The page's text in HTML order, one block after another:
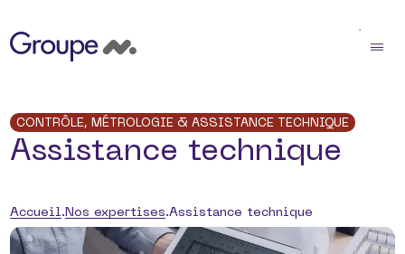
CONTRÔLE, MÉTROLOGIE & ASSISTANCE TECHNIQUE
Assistance technique
Accueil Nos expertises Assistance technique